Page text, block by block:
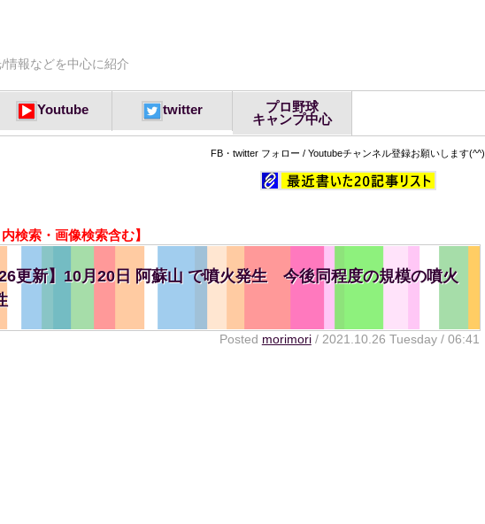
報などを中心に紹介
Youtube twitter
プロ野球
キャンプ中心
FB・twitter フォロー / Youtubeチャンネル登録お願いします(^^)
内検索・画像検索含む】
26更新】10月20日 阿蘇山 で噴火発生 今後同程度の規模の噴火
Posted morimori/ 2021.10.26 Tuesday / 06:41